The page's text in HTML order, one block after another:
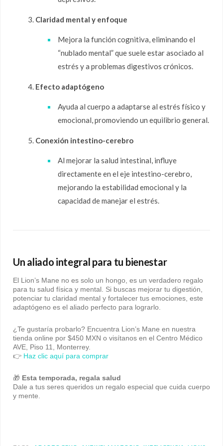
Claridad mental y enfoque
Mejora la función cognitiva, eliminando el
“nublado mental” que suele estar asociado al
estrés y a problemas digestivos crónicos.
Efecto adaptógeno
Ayuda al cuerpo a adaptarse al estrés físico y
emocional, promoviendo un equilibrio general.
Conexión intestino-cerebro
Al mejorar la salud intestinal, influye
directamente en el eje intestino-cerebro,
mejorando la estabilidad emocional y la
capacidad de manejar el estrés.
Un aliado integral para tu bienestar
El Lion’s Mane no es solo un hongo, es un verdadero regalo
para tu salud física y mental. Si buscas mejorar tu digestión,
potenciar tu claridad mental y fortalecer tus emociones, este
adaptógeno es el aliado perfecto para lograrlo.
¿Te gustaría probarlo? Encuentra Lion’s Mane en nuestra
tienda online por $450 MXN o visítanos en el Centro Médico
AVE, Piso 11, Monterrey.
👉 Haz clic aquí para comprar
🎁 Esta temporada, regala salud
Dale a tus seres queridos un regalo especial que cuida cuerpo
y mente.